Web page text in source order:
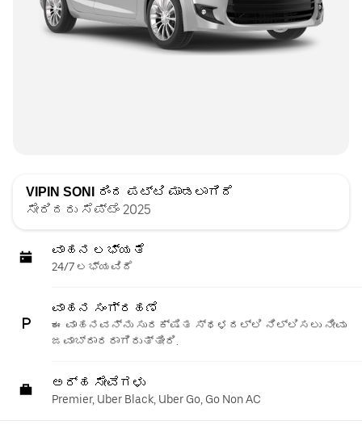
VIPIN SONI ರಿಂದ ಪಟ್ಟಿ ಮಾಡಲಾಗಿದೆ
ಸೇರಿದರು ಸೆಪ್ಟೆಂ 2025
ವಾಹನ ಲಭ್ಯತೆ
24/7 ಲಭ್ಯವಿದೆ
ವಾಹನ ಸಂಗ್ರಹಣೆ
ಈ ವಾಹನವನ್ನು ಸುರಕ್ಷಿತ ಸ್ಥಳದಲ್ಲಿ ನಿಲ್ಲಿಸಲು ನೀವು
ಜವಾಬ್ದಾರರಾಗಿರುತ್ತೀರಿ.
ಅರ್ಹ ಸೇವೆಗಳು
Premier, Uber Black, Uber Go, Go Non AC